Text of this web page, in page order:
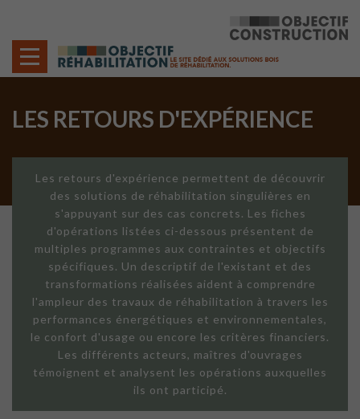
LES RETOURS D'EXPÉRIENCE
Les retours d'expérience permettent de découvrir
des solutions de réhabilitation singulières en
s'appuyant sur des cas concrets. Les fiches
d'opérations listées ci-dessous présentent de
multiples programmes aux contraintes et objectifs
spécifiques. Un descriptif de l'existant et des
transformations réalisées aident à comprendre
l'ampleur des travaux de réhabilitation à travers les
performances énergétiques et environnementales,
le confort d'usage ou encore les critères financiers.
Les différents acteurs, maîtres d'ouvrages
témoignent et analysent les opérations auxquelles
ils ont participé.